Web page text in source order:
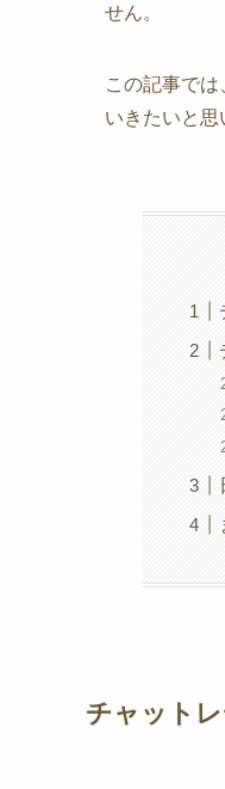
せん。
この記事で
いきたいと思
チャット